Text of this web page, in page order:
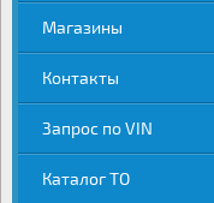
Магазины
Контакты
Запрос по VIN
Каталог ТО